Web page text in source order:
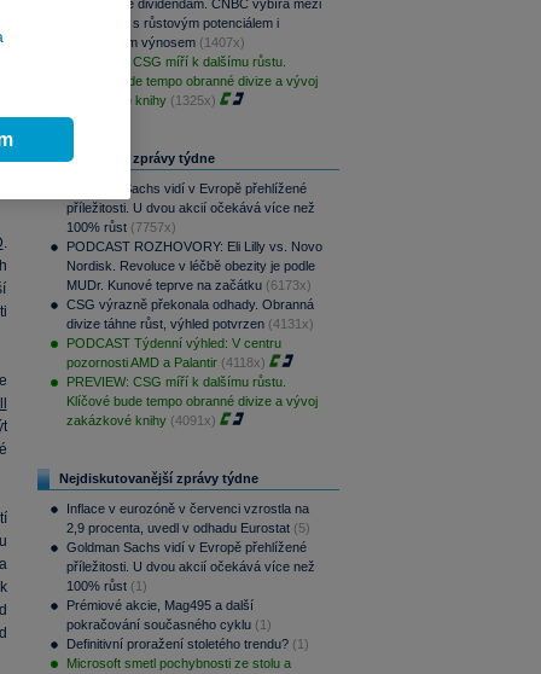
.
Srpen přeje dividendám. CNBC vybírá mezi
aristokraty s růstovým potenciálem i
pravidelným výnosem (1407x)
PREVIEW: CSG míří k dalšímu růstu.
Klíčové bude tempo obranné divize a vývoj
zakázkové knihy (1325x)
Nejčtenější zprávy týdne
Goldman Sachs vidí v Evropě přehlížené
příležitosti. U dvou akcií očekává více než
100% růst (7757x)
PODCAST ROZHOVORY: Eli Lilly vs. Novo
Nordisk. Revoluce v léčbě obezity je podle
MUDr. Kunové teprve na začátku (6173x)
CSG výrazně překonala odhady. Obranná
divize táhne růst, výhled potvrzen (4131x)
PODCAST Týdenní výhled: V centru
pozornosti AMD a Palantir (4118x)
PREVIEW: CSG míří k dalšímu růstu.
Klíčové bude tempo obranné divize a vývoj
zakázkové knihy (4091x)
Nejdiskutovanější zprávy týdne
Inflace v eurozóně v červenci vzrostla na
2,9 procenta, uvedl v odhadu Eurostat (5)
Goldman Sachs vidí v Evropě přehlížené
příležitosti. U dvou akcií očekává více než
100% růst (1)
Prémiové akcie, Mag495 a další
pokračování současného cyklu (1)
Definitivní proražení stoletého trendu? (1)
Microsoft smetl pochybnosti ze stolu a